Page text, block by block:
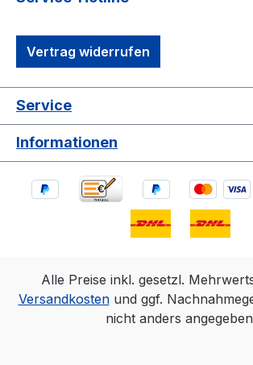
Vertrag widerrufen
Service
Informationen
Alle Preise inkl. gesetzl.
Versandkostenund ggf.
nicht anders